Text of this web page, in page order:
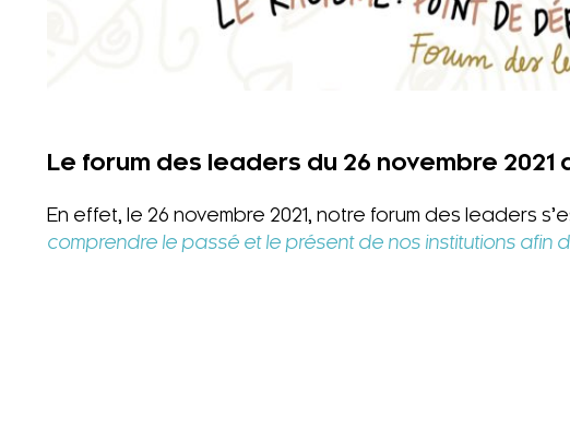
Le forum des leaders du 26 novembre 2021
En effet, le 26 novembre 2021, notre forum des leaders
comprendre le passé et le présent de nos institutions afin